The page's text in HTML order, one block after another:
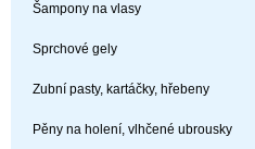
Šampony na vlasy
Sprchové gely
Zubní pasty, kartáčky, hřebeny
Pěny na holení, vlhčené ubrousky